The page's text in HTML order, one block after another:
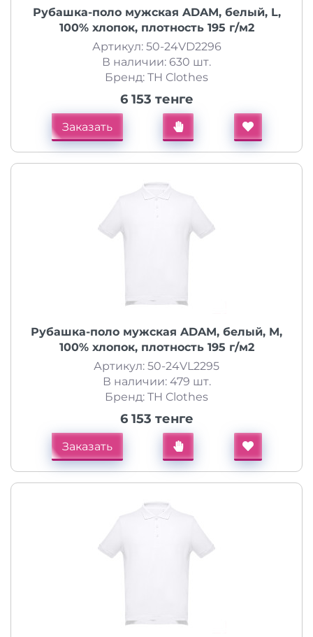
Рубашка-поло мужская ADAM, белый, L,
100% хлопок, плотность 195 г/м2
Артикул: 50-24VD2296
В наличии: 630 шт.
Бренд: TH Clothes
6 153 тенге
Заказать
Рубашка-поло мужская ADAM, белый, M,
100% хлопок, плотность 195 г/м2
Артикул: 50-24VL2295
В наличии: 479 шт.
Бренд: TH Clothes
6 153 тенге
Заказать